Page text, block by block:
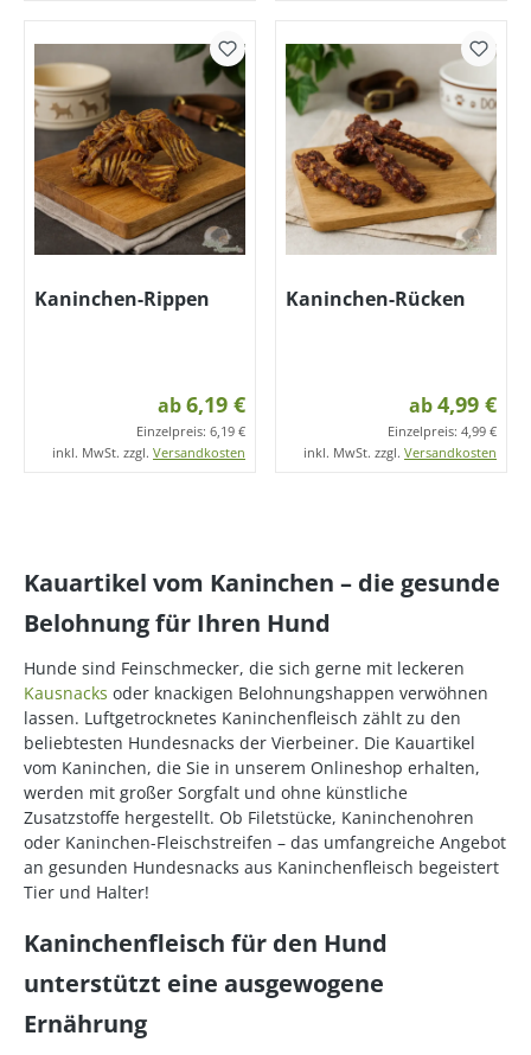
Kaninchen-Rippen
ab6,19 €
Einzelpreis: 6,19 €
inkl. MwSt. zzgl. Versandkosten
Kaninchen-Rücken
ab4,99 €
Einzelpreis: 4,99 €
inkl. MwSt. zzgl. Versandkosten
Kauartikel vom Kaninchen – die gesunde
Belohnung für Ihren Hund
Hunde sind Feinschmecker, die sich gerne mit leckeren
Kausnacks oder knackigen Belohnungshappen verwöhnen
lassen. Luftgetrocknetes Kaninchenfleisch zählt zu den
beliebtesten Hundesnacks der Vierbeiner. Die Kauartikel
vom Kaninchen, die Sie in unserem Onlineshop erhalten,
werden mit großer Sorgfalt und ohne künstliche
Zusatzstoffe hergestellt. Ob Filetstücke, Kaninchenohren
oder Kaninchen-Fleischstreifen – das umfangreiche Angebot
an gesunden Hundesnacks aus Kaninchenfleisch begeistert
Tier und Halter!
Kaninchenfleisch für den Hund
unterstützt eine ausgewogene
Ernährung